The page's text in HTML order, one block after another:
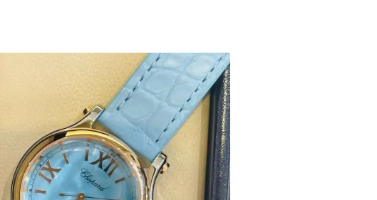
贸易大厦38层09室（需提前预约）
厦12楼1224室（需提前预约）
华润大厦B座12楼03室（需提前预约）
达中心写字楼A座7楼709室（需提前预约）
座22层04室（需提前预约）
融中心A座907室（需提前预约）
大厦A座(旺进大厦)18层09室（需提前预约）
亨特国际金融中心14楼14D（需提前预约）